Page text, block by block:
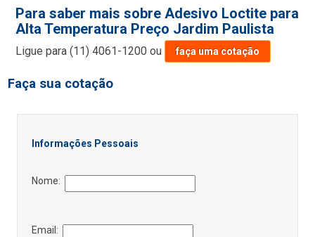
Para saber mais sobre Adesivo Loctite para
Alta Temperatura Preço Jardim Paulista
Ligue para(11) 4061-1200 ou faça uma cotação
Faça sua cotação
Informações Pessoais
Nome:
Email: